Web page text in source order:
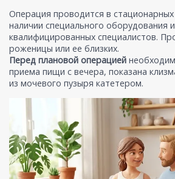
Операция проводится в стационарных
наличии специального оборудования и
квалифицированных специалистов.
роженицы или ее близких.
Перед плановой операцией
приема пищи с вечера, показана
из мочевого пузыря катетером.